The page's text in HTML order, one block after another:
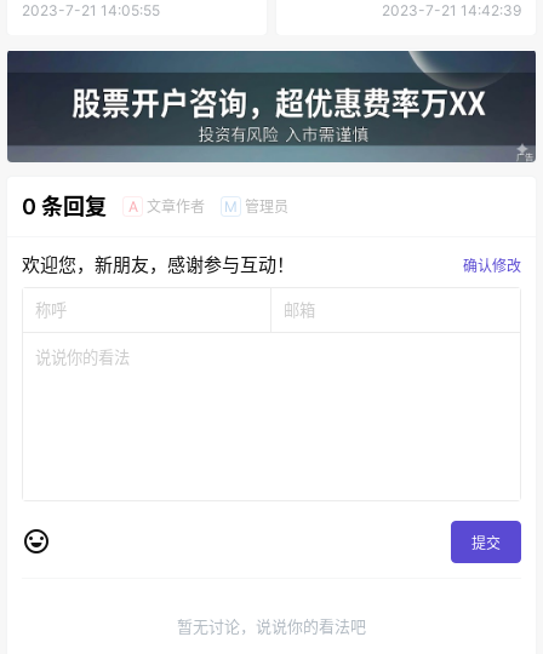
2023-7-21 14:05:55 2023-7-21 14:42:39
0 条回复 A 文章作者 M 管理员
欢迎您，新朋友，感谢参与互动！ 确认修改
提交
暂无讨论，说说你的看法吧